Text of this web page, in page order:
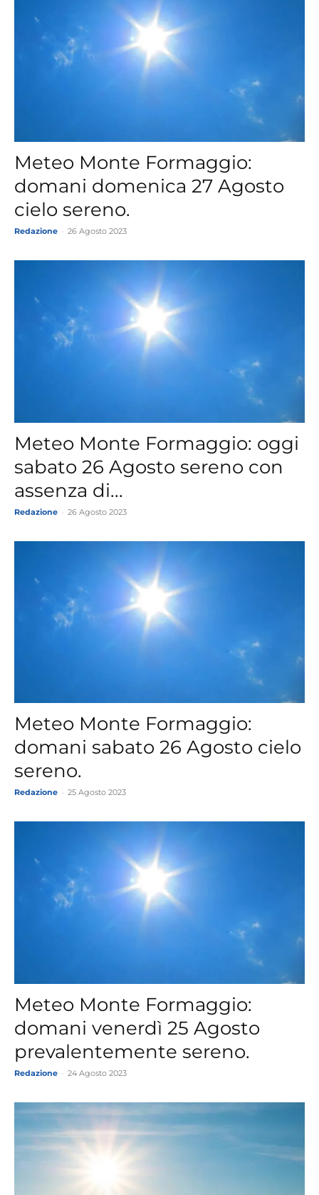
Meteo Monte Formaggio:
domani domenica 27 Agosto
cielo sereno.
Redazione 26 Agosto 2023
Meteo Monte Formaggio: oggi
sabato 26 Agosto sereno con
assenza di...
Redazione 26 Agosto 2023
Meteo Monte Formaggio:
domani sabato 26 Agosto cielo
sereno.
Redazione 25 Agosto 2023
Meteo Monte Formaggio:
domani venerdì 25 Agosto
prevalentemente sereno.
Redazione 24 Agosto 2023